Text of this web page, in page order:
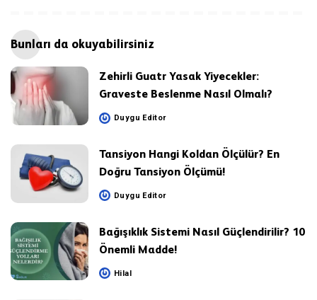
Bunları da okuyabilirsiniz
Zehirli Guatr Yasak Yiyecekler:
Graveste Beslenme Nasıl Olmalı?
PostedDuygu Editor
Tansiyon Hangi Koldan Ölçülür? En
Doğru Tansiyon Ölçümü!
PostedDuygu Editor
Bağışıklık Sistemi Nasıl Güçlendirilir? 10
Önemli Madde!
Posted
Hilal